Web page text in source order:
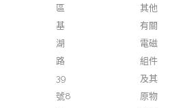
區
基
湖
路
39
號8
其他
有關
電磁
組件
及其
原物